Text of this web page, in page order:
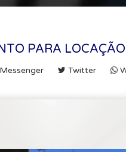
PARA LOCAÇÃO
Messenger Twitter